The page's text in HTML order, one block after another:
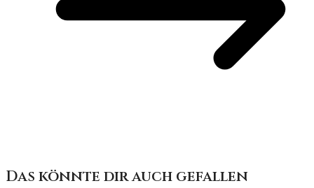
Das könnte dir auch gefallen